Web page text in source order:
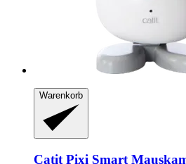
Warenkorb
Catit Pixi Smart